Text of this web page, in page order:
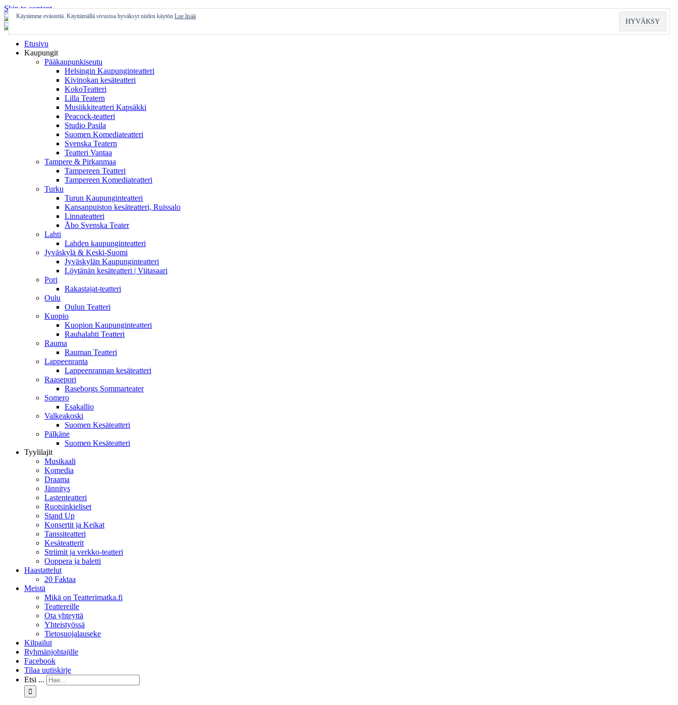
Skip to content
Etusivu
Kaupungit
Pääkaupunkiseutu
Helsingin Kaupunginteatteri
Kivinokan kesäteatteri
KokoTeatteri
Lilla Teatern
Musiikkiteatteri Kapsäkki
Peacock-teatteri
Studio Pasila
Suomen Komediateatteri
Svenska Teatern
Teatteri Vantaa
Tampere & Pirkanmaa
Tampereen Teatteri
Tampereen Komediateatteri
Turku
Turun Kaupunginteatteri
Kansanpuiston kesäteatteri, Ruissalo
Linnateatteri
Åbo Svenska Teater
Lahti
Lahden kaupunginteatteri
Jyväskylä & Keski-Suomi
Jyväskylän Kaupunginteatteri
Löytänän kesäteatteri | Viitasaari
Pori
Rakastajat-teatteri
Oulu
Oulun Teatteri
Kuopio
Kuopion Kaupunginteatteri
Rauhalahti Teatteri
Rauma
Rauman Teatteri
Lappeenranta
Lappeenrannan kesäteatteri
Raasepori
Raseborgs Sommarteater
Somero
Esakallio
Valkeakoski
Suomen Kesäteatteri
Pälkäne
Suomen Kesäteatteri
Tyylilajit
Musikaali
Komedia
Draama
Jännitys
Lastenteatteri
Ruotsinkieliset
Stand Up
Konsertit ja Keikat
Tanssiteatteri
Kesäteatterit
Striimit ja verkko-teatteri
Ooppera ja baletti
Haastattelut
20 Faktaa
Meistä
Mikä on Teatterimatka.fi
Teattereille
Ota yhteyttä
Yhteistyössä
Tietosuojalauseke
Kilpailut
Ryhmänjohtajille
Facebook
Tilaa uutiskirje
Etsi ...
Käytämme evästeitä. Käyttämällä sivustoa hyväksyt niiden käytön Lue lisää